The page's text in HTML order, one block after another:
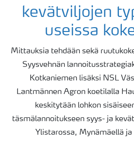
kevätviljojen
useissa
Mittauksia tehdään sekä
Syysvehnän
Kotkaniemen lisäksi NSL
Lantmännen Agron koetilalla
keskitytään lohkon
täsmälannoitukseen syys- ja
Ylistarossa, Mynämäellä